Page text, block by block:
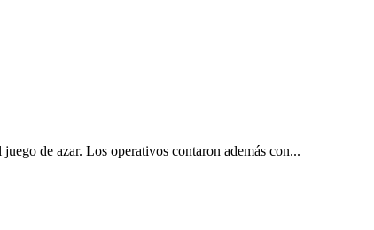
de azar. Los operativos contaron además con...